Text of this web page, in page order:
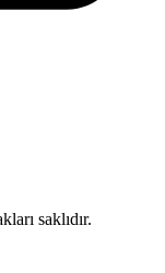
saklıdır.